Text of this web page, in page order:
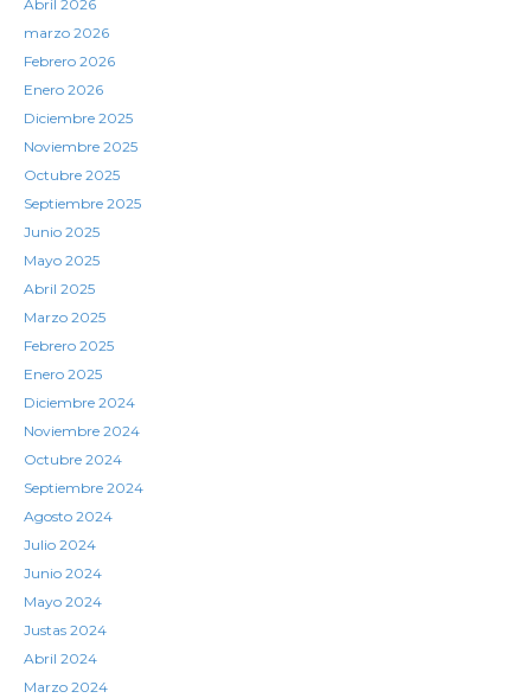
Abril 2026
marzo 2026
Febrero 2026
Enero 2026
Diciembre 2025
Noviembre 2025
Octubre 2025
Septiembre 2025
Junio 2025
Mayo 2025
Abril 2025
Marzo 2025
Febrero 2025
Enero 2025
Diciembre 2024
Noviembre 2024
Octubre 2024
Septiembre 2024
Agosto 2024
Julio 2024
Junio 2024
Mayo 2024
Justas 2024
Abril 2024
Marzo 2024